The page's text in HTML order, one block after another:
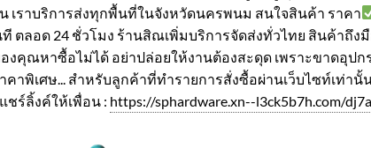
เราบริการส่งทุกพื้นที่ในจังหวัดนครพนม สนใจสินค้า ราคา
ตลอด 24 ชั่วโมง ร้านสิณเพิ่มบริการจัดส่งทั่วไทย สินค้าถึ
งคุณหาซื้อไม่ได้ อย่าปล่อยให้งานต้องสะดุด เพราะขาดอุป
คาพิเศษ... สำหรับลูกค้าที่ทำรายการสั่งซื้อผ่านเว็บไซท์เท่านั้น
แชร์ลิ้งค์ให้เพื่อน : https://sphardware.xn--l3ck5b7h.com/dj7a